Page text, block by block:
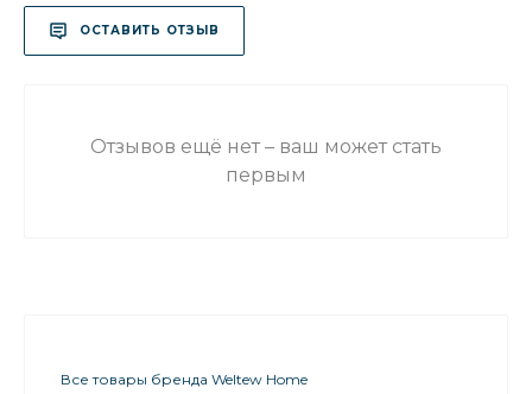
ОСТАВИТЬ ОТЗЫВ
Отзывов ещё нет – ваш может стать
первым
Все товары бренда Weltew Home